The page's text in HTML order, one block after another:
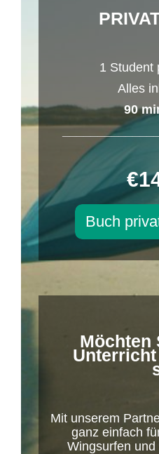
1 Student
Alles
90
Buch
Möchten
Mit unserem
ganz einfach
Wingsurfen